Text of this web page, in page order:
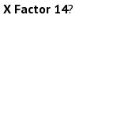
X Factor 14?